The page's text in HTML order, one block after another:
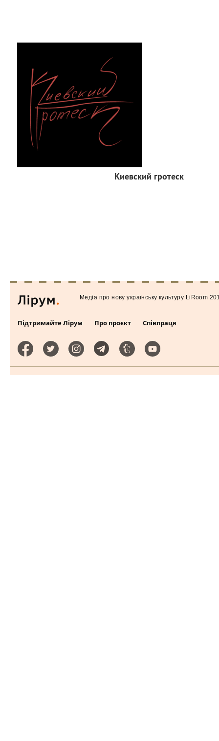
Киевский гротеск
Підтримайте Лірум Про проєкт Співпраця
Медiа про нову українську культуру LiRoom